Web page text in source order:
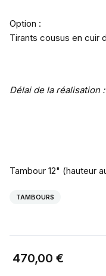
Option :
Tirants cousus en cuir
Délai de la réalisation
Tambour 12" (hauteur
TAMBOURS
470,00 €